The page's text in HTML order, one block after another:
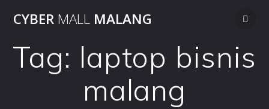
to
CYBER MALL MALANG
Tag: laptop bisnis
malang